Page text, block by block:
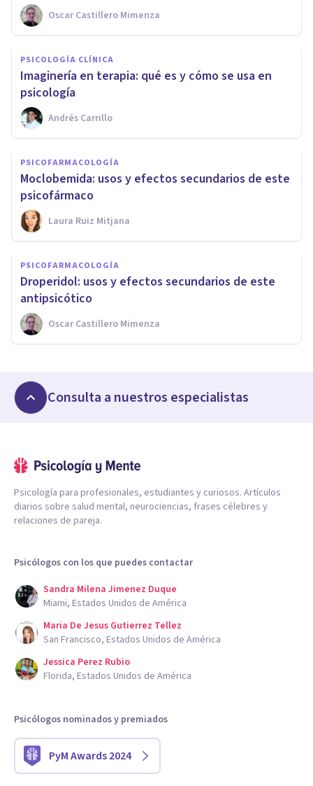
Oscar Castillero Mimenza
PSICOLOGÍA CLÍNICA
Imaginería en terapia: qué es y cómo se usa en
psicología
Andrés Carrillo
PSICOFARMACOLOGÍA
Moclobemida: usos y efectos secundarios de este
psicofármaco
Laura Ruiz Mitjana
PSICOFARMACOLOGÍA
Droperidol: usos y efectos secundarios de este
antipsicótico
Oscar Castillero Mimenza
Consulta a nuestros especialistas
Psicología para profesionales, estudiantes y curiosos. Artículos
diarios sobre salud mental, neurociencias, frases célebres y
relaciones de pareja.
Psicólogos con los que puedes contactar
Sandra Milena Jimenez Duque
Miami, Estados Unidos de América
Maria De Jesus Gutierrez Tellez
San Francisco, Estados Unidos de América
Jessica Perez Rubio
Florida, Estados Unidos de América
Psicólogos nominados y premiados
PyM Awards 2024